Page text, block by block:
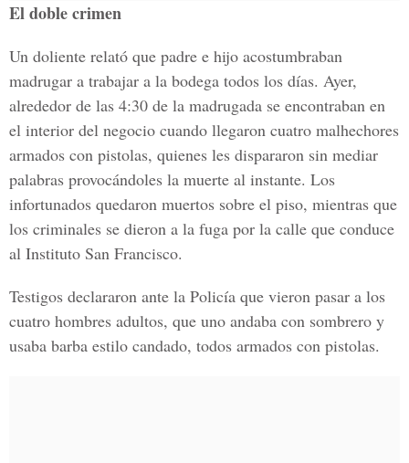
El doble crimen
Un doliente relató que padre e hijo acostumbraban
madrugar a trabajar a la bodega todos los días. Ayer,
alrededor de las 4:30 de la madrugada se encontraban en
el interior del negocio cuando llegaron cuatro malhechores
armados con pistolas, quienes les dispararon sin mediar
palabras provocándoles la muerte al instante. Los
infortunados quedaron muertos sobre el piso, mientras que
los criminales se dieron a la fuga por la calle que conduce
al Instituto San Francisco.
Testigos declararon ante la Policía que vieron pasar a los
cuatro hombres adultos, que uno andaba con sombrero y
usaba barba estilo candado, todos armados con pistolas.